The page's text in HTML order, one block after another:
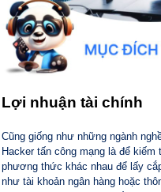
Lợi nhuận tài chính
Cũng giống như những ngành
Hacker tấn công mạng là để
phương thức khác nhau để lấy
như tài khoản ngân hàng hoặc